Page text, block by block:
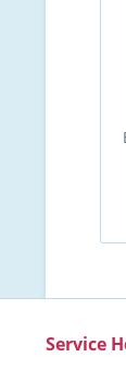
Service